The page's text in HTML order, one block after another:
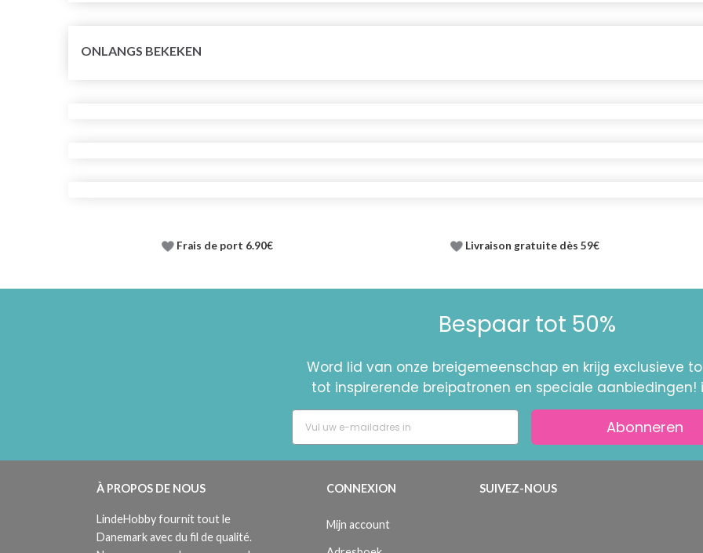
ONLANGS BEKEKEN
Frais de port 6.90€ Livraison gratuite dès 59€
Bespaar tot 50%
Word lid van onze breigemeenschap en krijg exclusieve
tot inspirerende breipatronen en speciale aanbiedingen!
Abonneren
À PROPOS DE NOUS
LindeHobby fournit tout le
Danemark avec du fil de qualité.
CONNEXION
Mijn account
SUIVEZ-NOUS